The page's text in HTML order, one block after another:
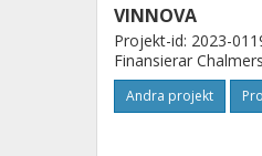
fram olika
VINNOVA
Projekt-id: 2023-
Finansierar
Andra projekt